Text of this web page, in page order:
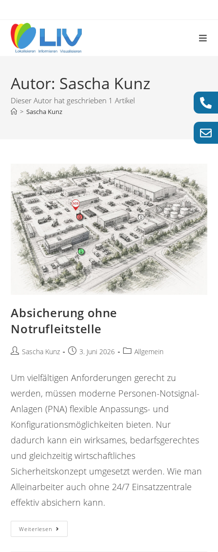
Autor: Sascha Kunz
Dieser Autor hat geschrieben 1 Artikel
> Sascha Kunz
Absicherung ohne
Notrufleitstelle
Sascha Kunz 3. Juni 2026 Allgemein
Um vielfältigen Anforderungen gerecht zu
werden, müssen moderne Personen-Notsignal-
Anlagen (PNA) flexible Anpassungs- und
Konfigurationsmöglichkeiten bieten. Nur
dadurch kann ein wirksames, bedarfsgerechtes
und gleichzeitig wirtschaftliches
Sicherheitskonzept umgesetzt werden. Wie man
Alleinarbeiter auch ohne 24/7 Einsatzzentrale
effektiv absichern kann.
Weiterlesen